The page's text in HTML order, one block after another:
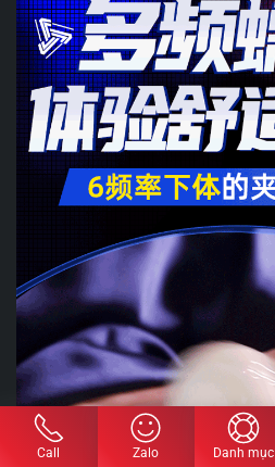
Call Zalo Danh mục